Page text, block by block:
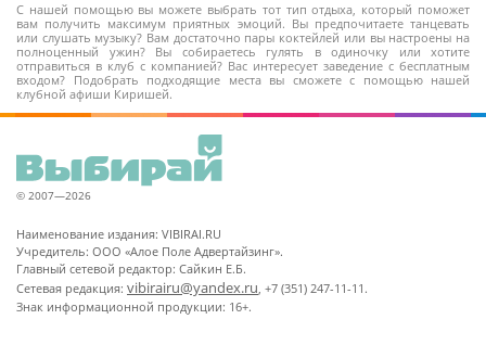
С нашей помощью вы можете выбрать тот тип отдыха, который поможет
вам получить максимум приятных эмоций. Вы предпочитаете танцевать
или слушать музыку? Вам достаточно пары коктейлей или вы настроены на
полноценный ужин? Вы собираетесь гулять в одиночку или хотите
отправиться в клуб с компанией? Вас интересует заведение с бесплатным
входом? Подобрать подходящие места вы сможете с помощью нашей
клубной афиши Киришей.
© 2007—2026
Наименование издания: VIBIRAI.RU
Учредитель: ООО «Алое Поле Адвертайзинг».
Главный сетевой редактор: Сайкин Е.Б.
Сетевая редакция: vibirairu@yandex.ru, +7 (351) 247-11-11.
Знак информационной продукции: 16+.